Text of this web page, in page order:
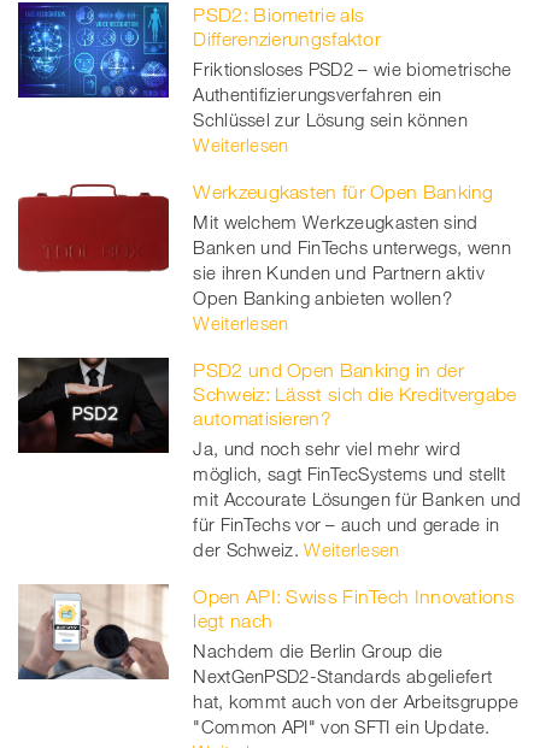
PSD2: Biometrie als
Differenzierungsfaktor
Friktionsloses PSD2 – wie biometrische
Authentifizierungsverfahren ein
Schlüssel zur Lösung sein können
Weiterlesen
Werkzeugkasten für Open Banking
Mit welchem Werkzeugkasten sind
Banken und FinTechs unterwegs, wenn
sie ihren Kunden und Partnern aktiv
Open Banking anbieten wollen?
Weiterlesen
PSD2 und Open Banking in der
Schweiz: Lässt sich die Kreditvergabe
automatisieren?
Ja, und noch sehr viel mehr wird
möglich, sagt FinTecSystems und stellt
mit Accourate Lösungen für Banken und
für FinTechs vor – auch und gerade in
der Schweiz. Weiterlesen
Open API: Swiss FinTech Innovations
legt nach
Nachdem die Berlin Group die
NextGenPSD2-Standards abgeliefert
hat, kommt auch von der Arbeitsgruppe
"Common API" von SFTI ein Update.